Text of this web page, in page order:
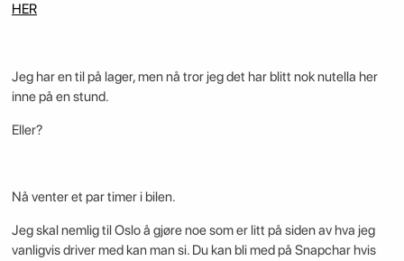
HER
Jeg har en til på lager, men nå tror jeg det har blitt nok nutella her
inne på en stund.
Eller?
Nå venter et par timer i bilen.
Jeg skal nemlig til Oslo å gjøre noe som er litt på siden av hva jeg
vanligvis driver med kan man si. Du kan bli med på Snapchar hvis